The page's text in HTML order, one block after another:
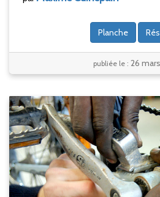
Planche
publiée le : 26